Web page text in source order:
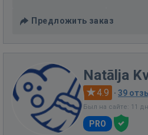
Предложить заказ
Natālja
4.9 · 39
Был на сайте: 11
PRO